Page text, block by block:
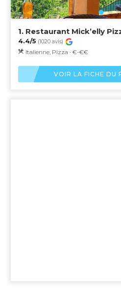
1. Restaurant Mick’elly
4.4/5 (1020 avis)
Italienne, Pizza · €-€€
VOIR LA FICHE DU